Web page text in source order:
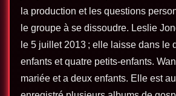
la production et les questions
le groupe à se dissoudre. Leslie
le 5 juillet 2013 ; elle laisse dans le
enfants et quatre petits-enfants.
mariée et a deux enfants. Elle est